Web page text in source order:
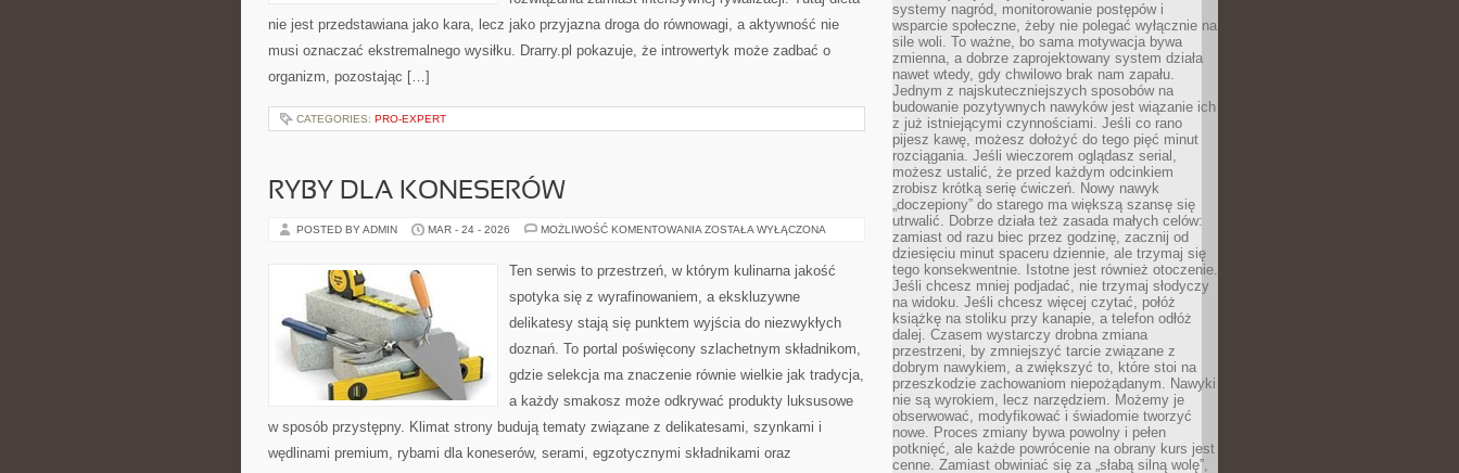
nie jest przedstawiana jako kara, lecz jako przyjazna droga do równowagi, a aktywność nie
musi oznaczać ekstremalnego wysiłku. Drarry.pl pokazuje, że introwertyk może zadbać o
organizm, pozostając […]
CATEGORIES: PRO-EXPERT
RYBY DLA KONESERÓW
POSTED BY ADMIN MAR - 24 - 2026 MOŻLIWOŚĆ KOMENTOWANIA RYBY
ZOSTAŁA WYŁĄCZONA
Ten serwis to przestrzeń, w którym kulinarna jakość
spotyka się z wyrafinowaniem, a ekskluzywne
delikatesy stają się punktem wyjścia do niezwykłych
doznań. To portal poświęcony szlachetnym składnikom,
gdzie selekcja ma znaczenie równie wielkie jak tradycja,
a każdy smakosz może odkrywać produkty luksusowe
w sposób przystępny. Klimat strony budują tematy związane z delikatesami, szynkami i
wędlinami premium, rybami dla koneserów, serami, egzotycznymi składnikami oraz
systemy nagród, monitorowanie postępów i
wsparcie społeczne, żeby nie polegać wyłącznie na
sile woli. To ważne, bo sama motywacja bywa
zmienna, a dobrze zaprojektowany system działa
nawet wtedy, gdy chwilowo brak nam zapału.
Jednym z najskuteczniejszych sposobów na
budowanie pozytywnych nawyków jest wiązanie ich
z już istniejącymi czynnościami. Jeśli co rano
pijesz kawę, możesz dołożyć do tego pięć minut
rozciągania. Jeśli wieczorem oglądasz serial,
możesz ustalić, że przed każdym odcinkiem
zrobisz krótką serię ćwiczeń. Nowy nawyk
„doczepiony” do starego ma większą szansę się
utrwalić. Dobrze działa też zasada małych celów:
zamiast od razu biec przez godzinę, zacznij od
dziesięciu minut spaceru dziennie, ale trzymaj się
tego konsekwentnie. Istotne jest również otoczenie.
Jeśli chcesz mniej podjadać, nie trzymaj słodyczy
na widoku. Jeśli chcesz więcej czytać, połóż
książkę na stoliku przy kanapie, a telefon odłóż
dalej. Czasem wystarczy drobna zmiana
przestrzeni, by zmniejszyć tarcie związane z
dobrym nawykiem, a zwiększyć to, które stoi na
przeszkodzie zachowaniom niepożądanym. Nawyki
nie są wyrokiem, lecz narzędziem. Możemy je
obserwować, modyfikować i świadomie tworzyć
nowe. Proces zmiany bywa powolny i pełen
potknięć, ale każde powrócenie na obrany kurs jest
cenne. Zamiast obwiniać się za „słabą silną wolę”,